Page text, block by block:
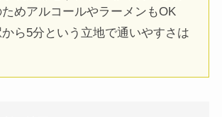
めアルコールやラーメンもOK
ら5分という立地で通いやすさは